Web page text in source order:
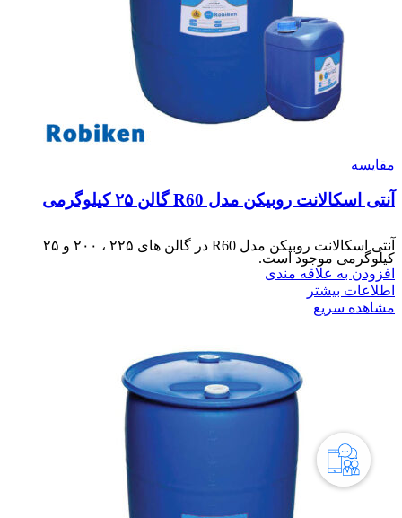
مقایسه
آنتی اسکالانت روبیکن مدل R60 گالن ۲۵ کیلوگرمی
آنتی اسکالانت روبیکن مدل R60 در گالن های ۲۲۵ ، ۲۰۰ و ۲۵
کیلوگرمی موجود است.
افزودن به علاقه مندی
اطلاعات بیشتر
مشاهده سریع